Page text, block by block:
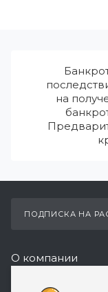
на
ПОДПИСКА НА
О компании
Реквизиты